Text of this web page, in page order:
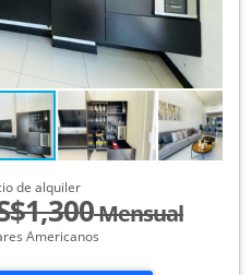
de alquiler
Mensual
Americanos